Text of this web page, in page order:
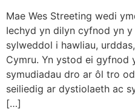
Mae Wes Streeting wedi
Iechyd yn dilyn cyfnod yn
sylweddol i hawliau,
Cymru. Yn ystod ei gyfnod
symudiadau dro ar ôl tro
seiliedig ar dystiolaeth ac
[…]